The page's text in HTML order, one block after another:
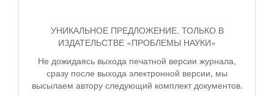
УНИКАЛЬНОЕ ПРЕДЛОЖЕНИЕ. ТОЛЬКО В
ИЗДАТЕЛЬСТВЕ «ПРОБЛЕМЫ НАУКИ»
Не дожидаясь выхода печатной версии журнала,
сразу после выхода электронной версии, мы
высылаем автору следующий комплект документов.